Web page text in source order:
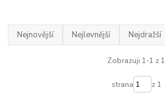
Nejnovější Nejlevnější Nejdražší
Zobrazuji 1-1 z 1
strana z 1